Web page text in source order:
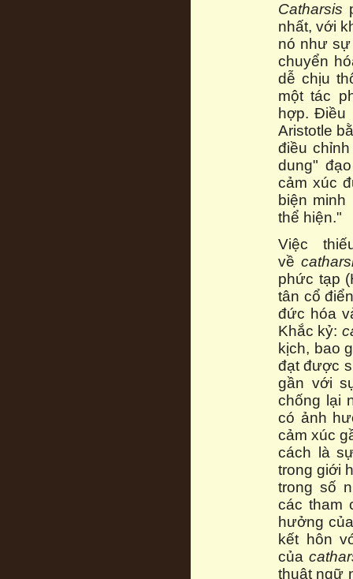
Catharsis
nhất, với
nó như
chuyển
dễ chịu
một tác
hợp. Điều
Aristotle
điều
dung"
cảm xúc
biện
thể hiện."
Việc
về
phức tạp
tân cổ
đức hóa
Khắc kỷ:
kịch, bao
đạt được
gần với
chống lại
có ảnh
cảm xúc
cách là
trong giới
trong số
các tham
hưởng
kết hôn
của
thuật ngữ